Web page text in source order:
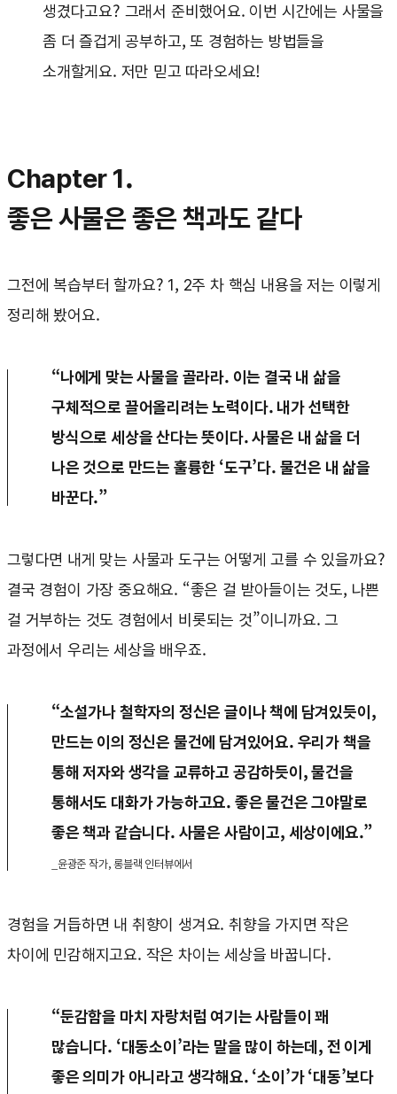
생겼다고요? 그래서 준비했어요. 이번 시간에는 사물을
좀 더 즐겁게 공부하고, 또 경험하는 방법들을
소개할게요. 저만 믿고 따라오세요!
Chapter 1.
좋은 사물은 좋은 책과도 같다
그전에 복습부터 할까요? 1, 2주 차 핵심 내용을 저는 이렇게
정리해 봤어요.
“나에게 맞는 사물을 골라라. 이는 결국 내 삶을
구체적으로 끌어올리려는 노력이다. 내가 선택한
방식으로 세상을 산다는 뜻이다. 사물은 내 삶을 더
나은 것으로 만드는 훌륭한 ‘도구’다. 물건은 내 삶을
바꾼다.”
그렇다면 내게 맞는 사물과 도구는 어떻게 고를 수 있을까요?
결국 경험이 가장 중요해요. “좋은 걸 받아들이는 것도, 나쁜
걸 거부하는 것도 경험에서 비롯되는 것”이니까요. 그
과정에서 우리는 세상을 배우죠.
“소설가나 철학자의 정신은 글이나 책에 담겨있듯이,
만드는 이의 정신은 물건에 담겨있어요. 우리가 책을
통해 저자와 생각을 교류하고 공감하듯이, 물건을
통해서도 대화가 가능하고요. 좋은 물건은 그야말로
좋은 책과 같습니다. 사물은 사람이고, 세상이에요.”
_윤광준 작가, 롱블랙 인터뷰에서
경험을 거듭하면 내 취향이 생겨요. 취향을 가지면 작은
차이에 민감해지고요. 작은 차이는 세상을 바꿉니다.
“둔감함을 마치 자랑처럼 여기는 사람들이 꽤
많습니다. ‘대동소이’라는 말을 많이 하는데, 전 이게
좋은 의미가 아니라고 생각해요. ‘소이’가 ‘대동’보다